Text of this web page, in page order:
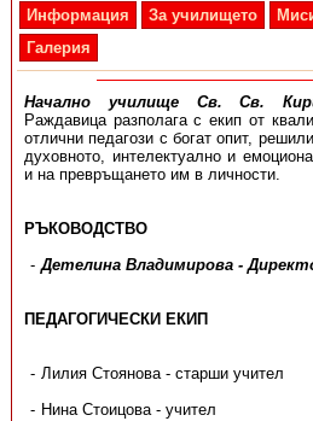
Информация За училището
Галерия
Начално училище Св. Св.
Раждавица разполага с екип от
отлични педагози с богат опит,
духовното, интелектуално и
и на превръщането им в личности.
РЪКОВОДСТВО
Детелина Владимирова -
ПЕДАГОГИЧЕСКИ ЕКИП
Лилия Стоянова - старши учител
Нина Стоицова - учител